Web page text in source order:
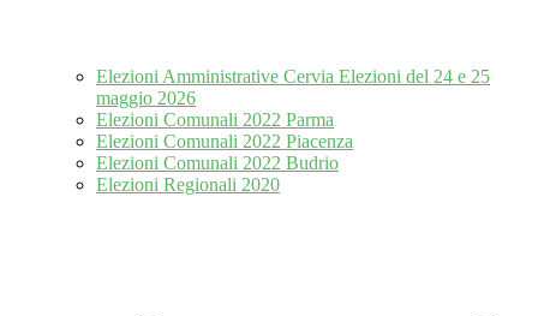
Elezioni Amministrative Cervia Elezioni del 24 e 25
maggio 2026
Elezioni Comunali 2022 Parma
Elezioni Comunali 2022 Piacenza
Elezioni Comunali 2022 Budrio
Elezioni Regionali 2020